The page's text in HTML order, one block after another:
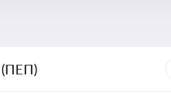
(ПЕП)